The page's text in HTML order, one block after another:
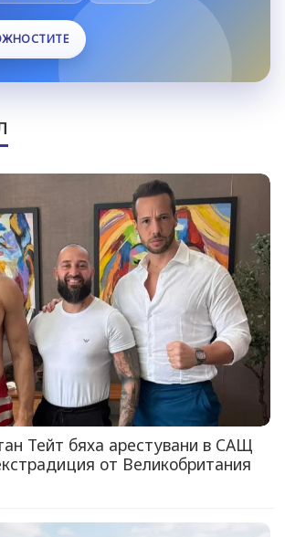
Тейт бяха арестувани в САЩ
от Великобритания